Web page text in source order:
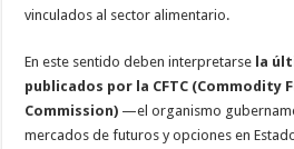
vinculados al sector alimentario.
En este sentido deben interpretarse la
publicados por la CFTC (Commodity
Commission) —el organismo
mercados de futuros y opciones en